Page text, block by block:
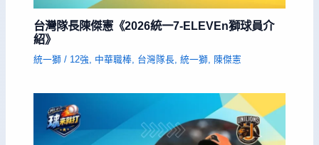
台灣隊長陳傑憲《2026統一7-ELEVEn獅球員介
紹》
統一獅 / 12強, 中華職棒, 台灣隊長,統一獅, 陳傑憲